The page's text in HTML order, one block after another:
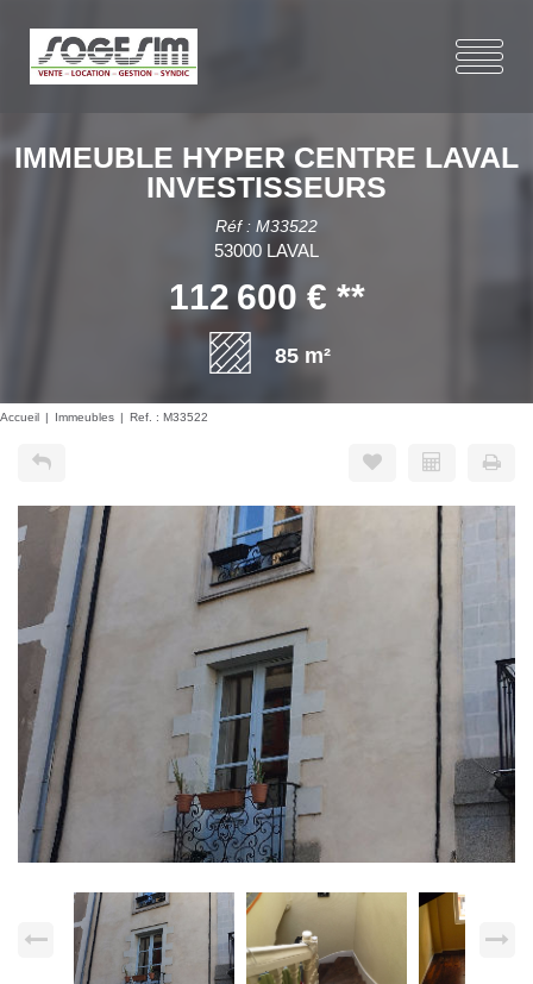
IMMEUBLE HYPER CENTRE LAVAL
INVESTISSEURS
Réf : M33522
53000 LAVAL
112 600 € **
85 m²
Accueil Immeubles Ref. : M33522